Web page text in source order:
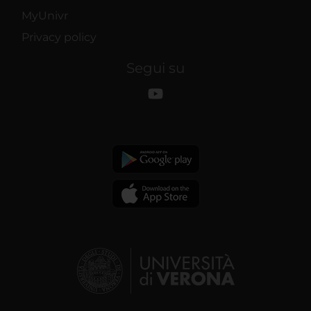
MyUnivr
Privacy policy
Segui su